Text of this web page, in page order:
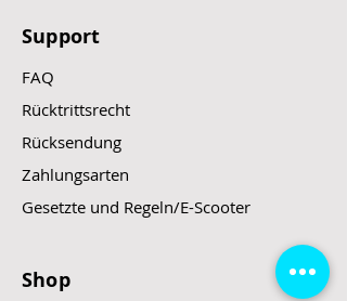
Support
FAQ
Rücktrittsrecht
Rücksendung
Zahlungsarten
Gesetzte und Regeln/E-Scooter
Shop